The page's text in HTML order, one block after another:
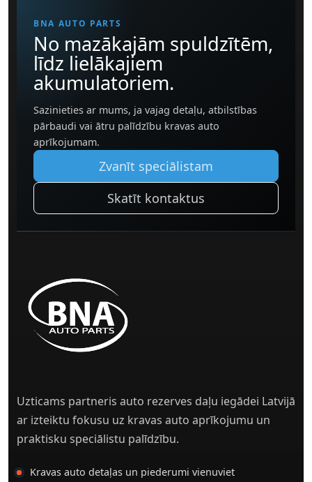
BNA AUTO PARTS
No mazākajām spuldzītēm,
līdz lielākajiem
akumulatoriem.
Sazinieties ar mums, ja vajag detaļu, atbilstības
pārbaudi vai ātru palīdzību kravas auto
aprīkojumam.
Zvanīt speciālistam
Skatīt kontaktus
Uzticams partneris auto rezerves daļu iegādei Latvijā
ar izteiktu fokusu uz kravas auto aprīkojumu un
praktisku speciālistu palīdzību.
Kravas auto detaļas un piederumi vienuviet